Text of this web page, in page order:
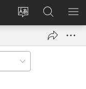
Ilisi
pinulongan
sa
site
Log
ug
Pangitaa
sa
JW.ORG